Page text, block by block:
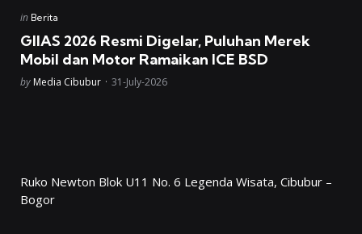
Posted
in Berita
GIIAS 2026 Resmi Digelar, Puluhan Merek
Mobil dan Motor Ramaikan ICE BSD
Posted
by Media Cibubur 31-July-2026
Ruko Newton Blok U11 No. 6 Legenda Wisata, Cibubur –
Bogor